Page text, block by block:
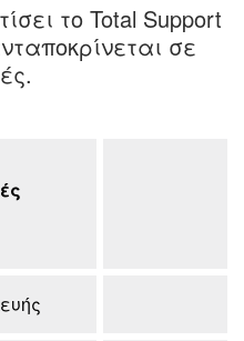
το Total Support
σε